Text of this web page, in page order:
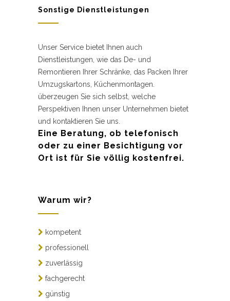
Sonstige Dienstleistungen
Unser Service bietet Ihnen auch
Dienstleistungen, wie das De- und
Remontieren Ihrer Schränke, das Packen Ihrer
Umzugskartons, Küchenmontagen.
überzeugen Sie sich selbst, welche
Perspektiven Ihnen unser Unternehmen bietet
und kontaktieren Sie uns.
Eine Beratung, ob telefonisch
oder zu einer Besichtigung vor
Ort ist für Sie völlig kostenfrei.
Warum wir?
kompetent
professionell
zuverlässig
fachgerecht
günstig